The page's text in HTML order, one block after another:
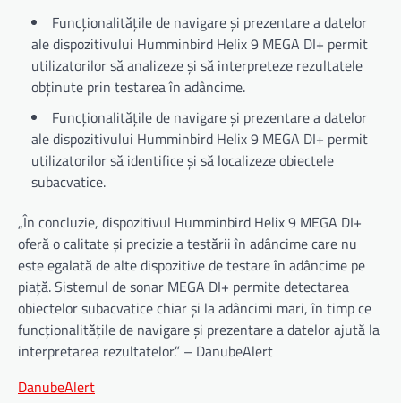
Funcționalitățile de navigare și prezentare a datelor
ale dispozitivului Humminbird Helix 9 MEGA DI+ permit
utilizatorilor să analizeze și să interpreteze rezultatele
obținute prin testarea în adâncime.
Funcționalitățile de navigare și prezentare a datelor
ale dispozitivului Humminbird Helix 9 MEGA DI+ permit
utilizatorilor să identifice și să localizeze obiectele
subacvatice.
„În concluzie, dispozitivul Humminbird Helix 9 MEGA DI+
oferă o calitate și precizie a testării în adâncime care nu
este egalată de alte dispozitive de testare în adâncime pe
piață. Sistemul de sonar MEGA DI+ permite detectarea
obiectelor subacvatice chiar și la adâncimi mari, în timp ce
funcționalitățile de navigare și prezentare a datelor ajută la
interpretarea rezultatelor.” – DanubeAlert
DanubeAlert